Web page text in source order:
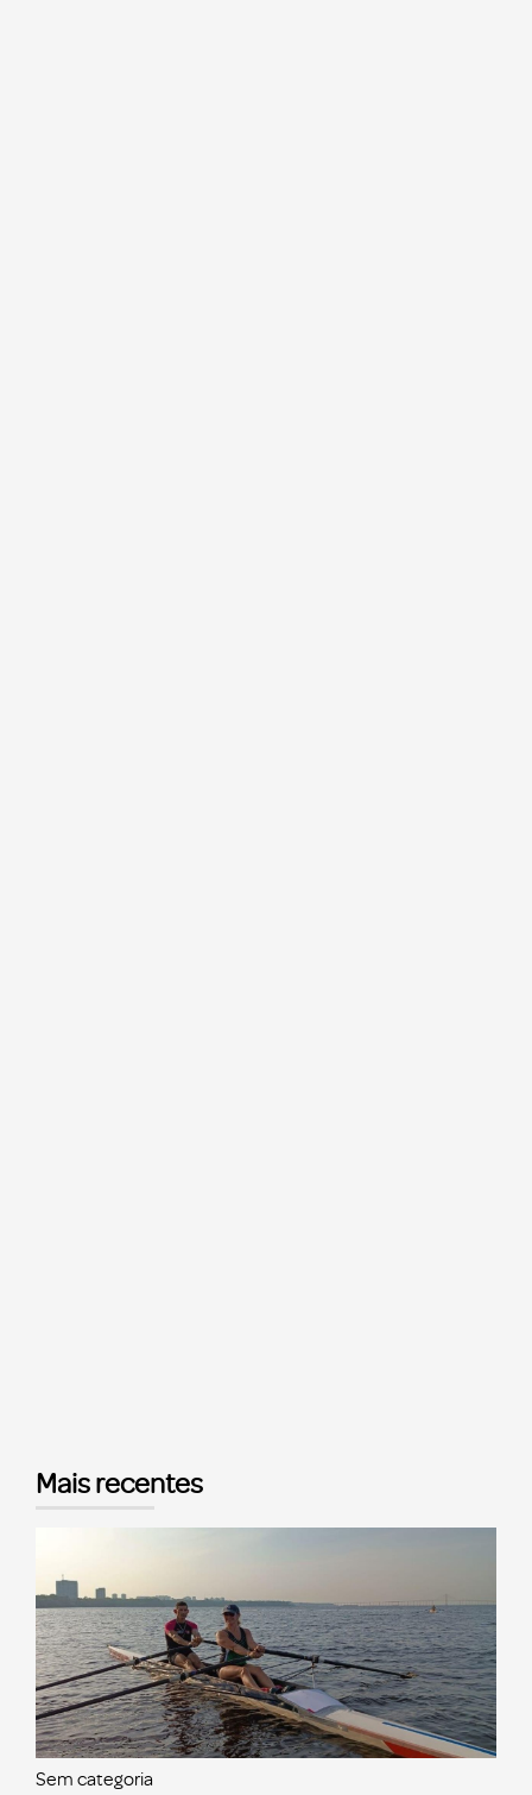
Mais recentes
Sem categoria